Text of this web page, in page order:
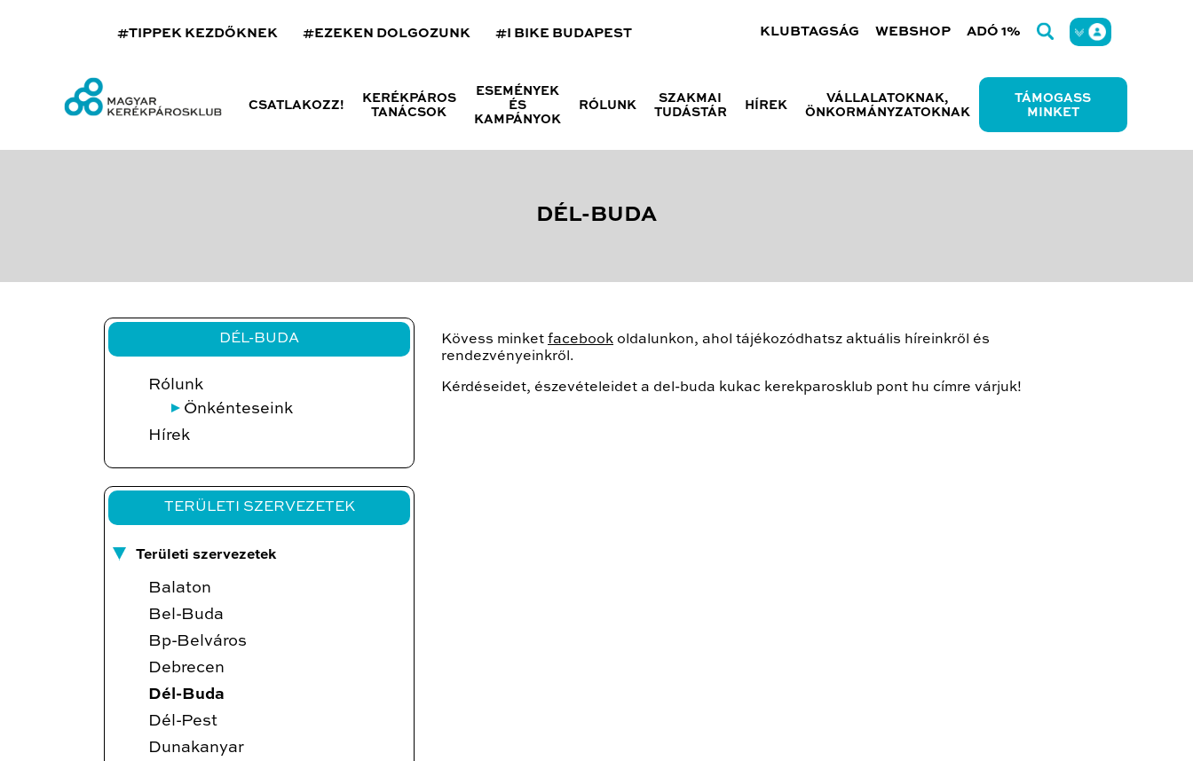
#TIPPEK KEZDŐKNEK #EZEKEN DOLGOZUNK #I BIKE BUDAPEST KLUBTAGSÁG WEBSHOP ADÓ 1%
CSATLAKOZZ!
KERÉKPÁROS
TANÁCSOK
ESEMÉNYEK
ÉS
KAMPÁNYOK
RÓLUNK
SZAKMAI
TUDÁSTÁR
HÍREK
VÁLLALATOKNAK,
ÖNKORMÁNYZATOKNAK
TÁMOGASS
MINKET
DÉL-BUDA
DÉL-BUDA
Rólunk
Önkénteseink
Hírek
TERÜLETI SZERVEZETEK
Területi szervezetek
Balaton
Bel-Buda
Bp-Belváros
Debrecen
Dél-Buda
Dél-Pest
Dunakanyar
Kövess minket facebook oldalunkon, ahol tájékozódhatsz aktuális híreinkről és
rendezvényeinkről.
Kérdéseidet, észevételeidet a del-buda kukac kerekparosklub pont hu címre várjuk!